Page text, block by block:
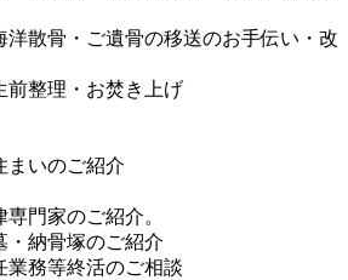
洋散骨・ご遺骨の移送のお手伝い・改
前整理・お焚き上げ
まいのご紹介
門家のご紹介。
・納骨塚のご紹介
業務等終活のご相談